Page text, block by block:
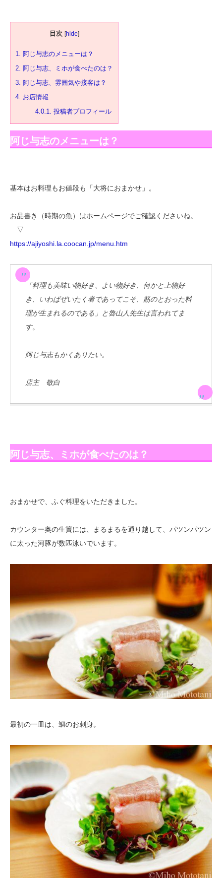
目次 [hide]
1. 阿じ与志のメニューは？
2. 阿じ与志、ミホが食べたのは？
3. 阿じ与志、雰囲気や接客は？
4. お店情報
4.0.1. 投稿者プロフィール
阿じ与志のメニューは？
基本はお料理もお値段も「大将におまかせ」。
お品書き（時期の魚）はホームページでご確認くださいね。
▽
https://ajiyoshi.la.coocan.jp/menu.htm
「料理も美味い物好き、よい物好き、何かと上物好
き、いわばぜいたく者であってこそ、筋のとおった料
理が生まれるのである」と魯山人先生は言われてま
す。
阿じ与志もかくありたい。
店主 敬白
阿じ与志、ミホが食べたのは？
おまかせで、ふぐ料理をいただきました。
カウンター奥の生簀には、まるまるを通り越して、パツンパツン
に太った河豚が数匹泳いでいます。
最初の一皿は、鯛のお刺身。